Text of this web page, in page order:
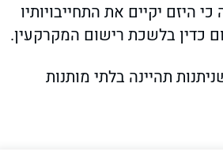
היזם יקיים את התחייבויותיו
כדין בלשכת רישום המקרקעין.
תהיינה בלתי מותנות